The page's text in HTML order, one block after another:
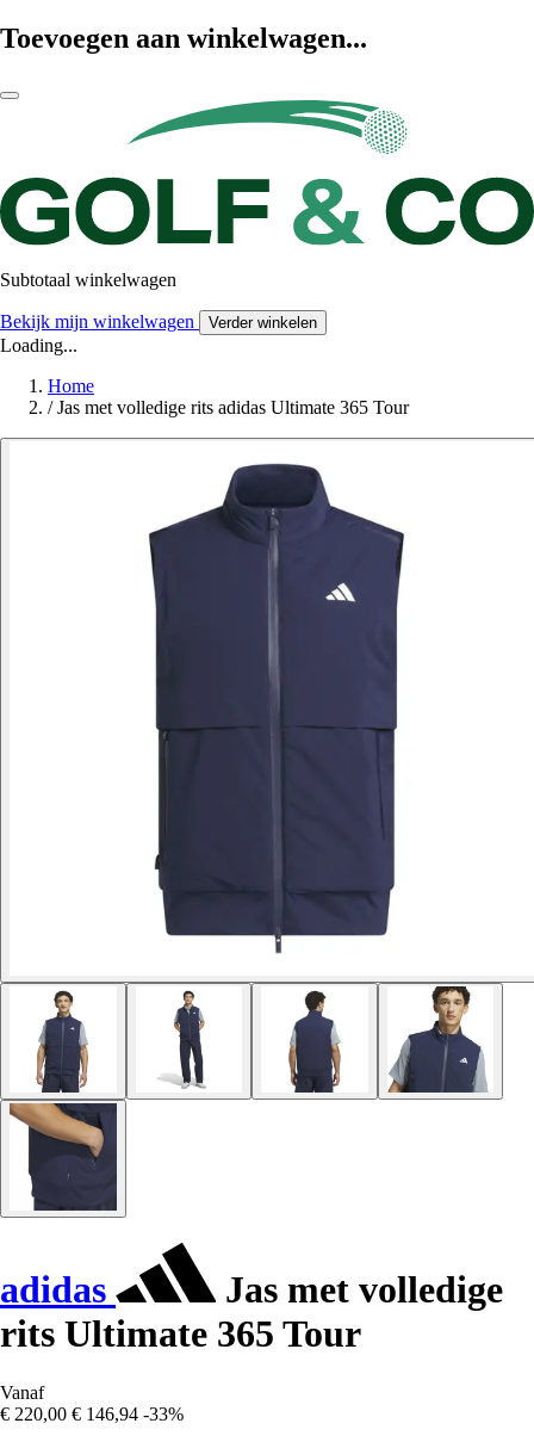
Toevoegen aan winkelwagen...
Subtotaal winkelwagen
Bekijk mijn winkelwagen Verder winkelen
Loading...
Home
/ Jas met volledige rits adidas Ultimate 365 Tour
adidas
Jas met volledige
rits Ultimate 365 Tour
Vanaf
€ 220,00 € 146,94 -33%